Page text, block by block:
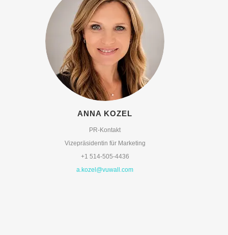
ANNA KOZEL
PR-Kontakt
Vizepräsidentin für Marketing
+1 514-505-4436
a.kozel@vuwall.com